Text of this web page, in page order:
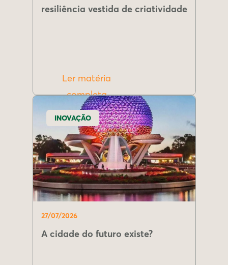
resiliência vestida de criatividade
Ler matéria
completa
INOVAÇÃO
27/07/2026
A cidade do futuro existe?